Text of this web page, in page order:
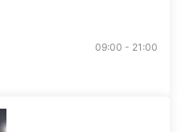
09:00 - 21:00